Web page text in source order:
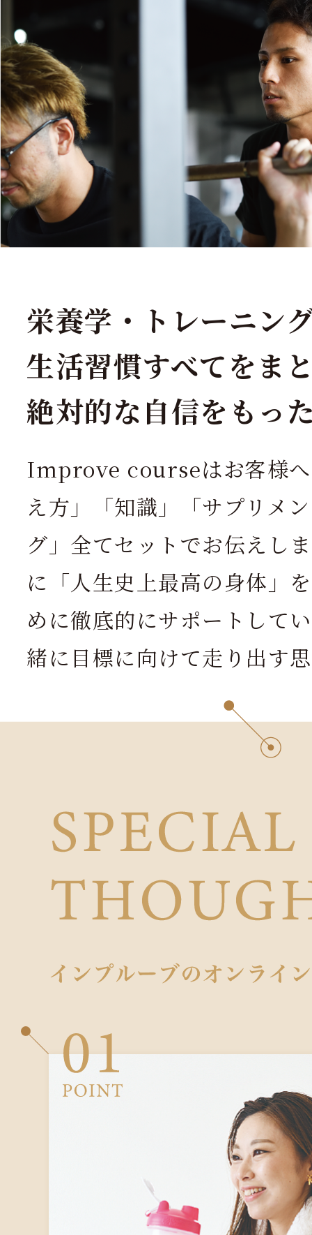
栄養学・トレーニン
生活習慣すべてをま
絶対的な自信をもっ
Improve courseはお客様
え方」「知識」「サプリメ
グ」全てセットでお伝えし
に「人生史上最高の身体」
めに徹底的にサポートして
緒に目標に向けて走り出す